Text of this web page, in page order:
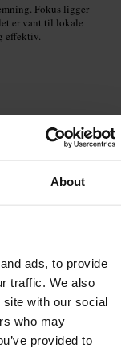
About
ads, to provide
traffic. We also
with our social
who may
provided to
Fokus ligger
er vant til lokale
effektiv.
for lokal snak og
gruppe. Brug